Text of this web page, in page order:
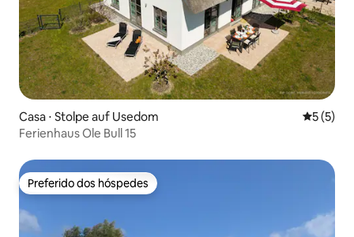
Casa ⋅ Stolpe auf Usedom 5 de
5 (5)
Ferienhaus Ole Bull 15
Preferido dos hóspedes
Preferido dos hóspedes